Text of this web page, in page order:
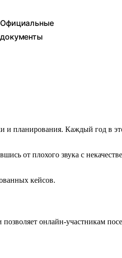
Официальные
документы
и планирования. Каждый год в
от плохого звука с
кейсов.
онлайн-участникам